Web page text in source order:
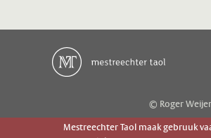
© Roger
Mestreechter Taol maak gebruuk